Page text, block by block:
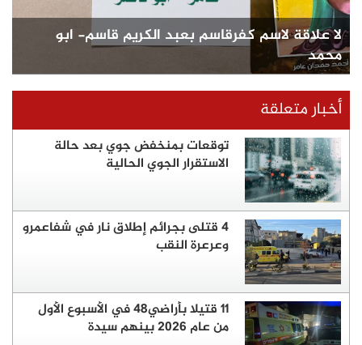
لا علاقة لاسم كفرقاسم بعبد الكريم قاسم- ابو
محمد
أخبار متعلقة
توقعات بمنخفض جوي بعد حالة
الاستقرار الجوي الحالية
4 قتلى بجرائم إطلاق نار في شفاعمرو
وعرعرة النقب
11 قتيلا بأراضي48 في الأسبوع الأول
من عام 2026 بينهم سيدة